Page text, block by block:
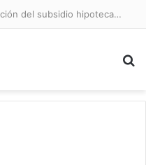
Diputado Sabat celebra ampliación del subsidio hipotecario con viviendas de hasta 6.000 UF